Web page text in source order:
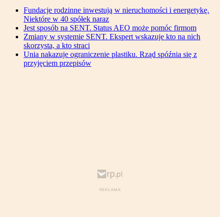
Fundacje rodzinne inwestują w nieruchomości i energetykę.
Niektóre w 40 spółek naraz
Jest sposób na SENT. Status AEO może pomóc firmom
Zmiany w systemie SENT. Ekspert wskazuje kto na nich
skorzysta, a kto straci
Unia nakazuje ograniczenie plastiku. Rząd spóźnia się z
przyjęciem przepisów